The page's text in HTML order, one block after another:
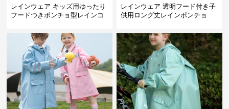
レインウェア キッズ用ゆったり
フードつきポンチョ型レインコ
レインウェア 透明フード付き子
供用ロング丈レインポンチョ